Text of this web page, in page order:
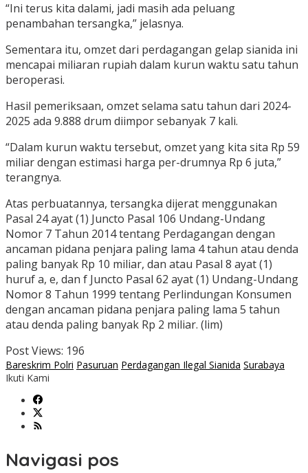
“Ini terus kita dalami, jadi masih ada peluang
penambahan tersangka,” jelasnya.
Sementara itu, omzet dari perdagangan gelap sianida ini
mencapai miliaran rupiah dalam kurun waktu satu tahun
beroperasi.
Hasil pemeriksaan, omzet selama satu tahun dari 2024-
2025 ada 9.888 drum diimpor sebanyak 7 kali.
“Dalam kurun waktu tersebut, omzet yang kita sita Rp 59
miliar dengan estimasi harga per-drumnya Rp 6 juta,”
terangnya.
Atas perbuatannya, tersangka dijerat menggunakan
Pasal 24 ayat (1) Juncto Pasal 106 Undang-Undang
Nomor 7 Tahun 2014 tentang Perdagangan dengan
ancaman pidana penjara paling lama 4 tahun atau denda
paling banyak Rp 10 miliar, dan atau Pasal 8 ayat (1)
huruf a, e, dan f Juncto Pasal 62 ayat (1) Undang-Undang
Nomor 8 Tahun 1999 tentang Perlindungan Konsumen
dengan ancaman pidana penjara paling lama 5 tahun
atau denda paling banyak Rp 2 miliar. (lim)
Post Views: 196
Bareskrim Polri Pasuruan Perdagangan Ilegal Sianida Surabaya
Ikuti Kami
Navigasi pos